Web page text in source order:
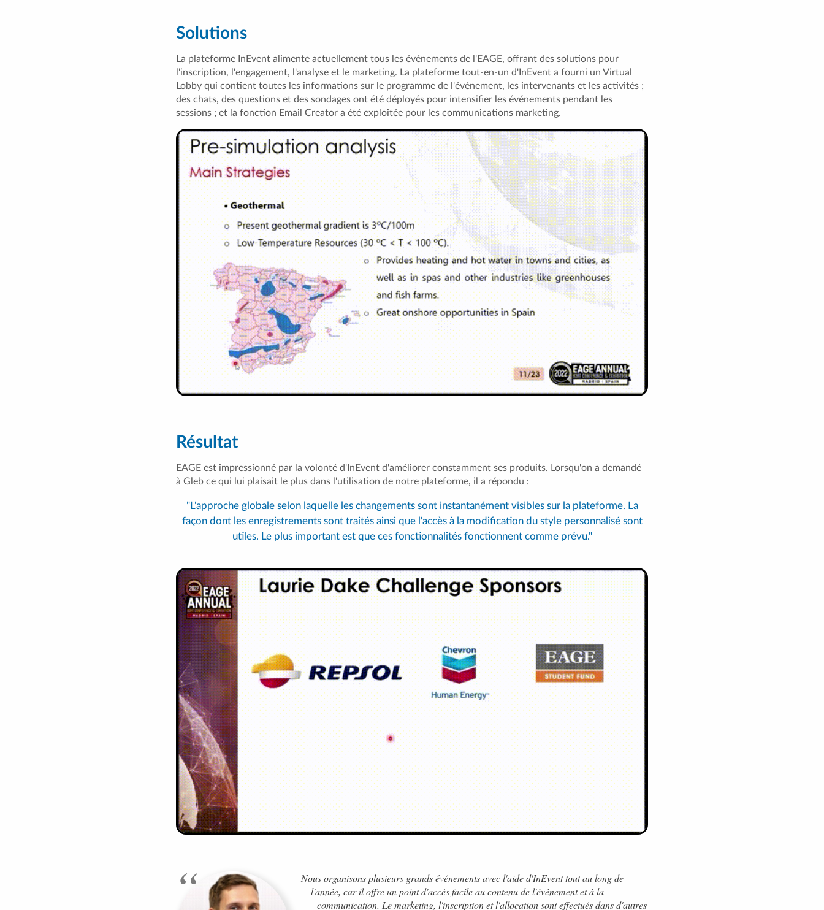
Solutions
La plateforme InEvent alimente actuellement tous les événements de l'EAGE, offrant des solutions pour
l'inscription, l'engagement, l'analyse et le marketing. La plateforme tout-en-un d'InEvent a fourni un Virtual
Lobby qui contient toutes les informations sur le programme de l'événement, les intervenants et les activités ;
des chats, des questions et des sondages ont été déployés pour intensifier les événements pendant les
sessions ; et la fonction Email Creator a été exploitée pour les communications marketing.
Résultat
EAGE est impressionné par la volonté d'InEvent d'améliorer constamment ses produits. Lorsqu'on a demandé
à Gleb ce qui lui plaisait le plus dans l'utilisation de notre plateforme, il a répondu :
"L'approche globale selon laquelle les changements sont instantanément visibles sur la plateforme. La
façon dont les enregistrements sont traités ainsi que l'accès à la modification du style personnalisé sont
utiles. Le plus important est que ces fonctionnalités fonctionnent comme prévu."
Nous organisons plusieurs grands événements avec l'aide d'InEvent tout au long de
l'année, car il offre un point d'accès facile au contenu de l'événement et à la
communication. Le marketing, l'inscription et l'allocation sont effectués dans d'autres